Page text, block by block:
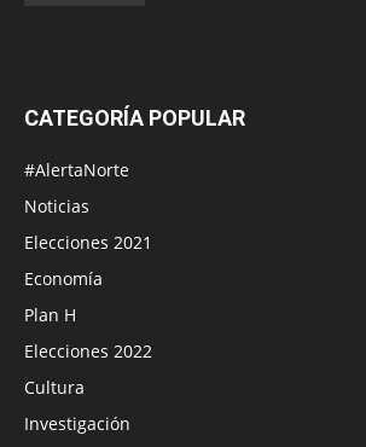
CATEGORÍA POPULAR
#AlertaNorte
Noticias
Elecciones 2021
Economía
Plan H
Elecciones 2022
Cultura
Investigación